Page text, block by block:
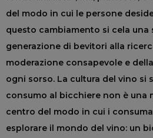
del modo in cui le persone
questo cambiamento si cela una
generazione di bevitori alla
moderazione consapevole e
ogni sorso. La cultura del vino si
consumo al bicchiere non è una
centro del modo in cui i
esplorare il mondo del vino: un